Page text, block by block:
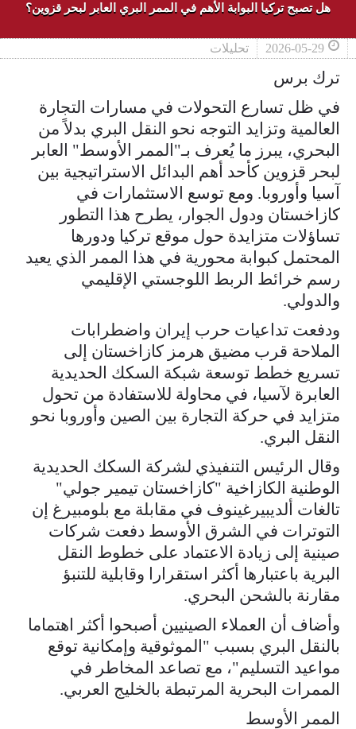
هل تصبح تركيا البوابة الأهم في الممر البري العابر لبحر قزوين؟
2026-05-29 تحليلات
ترك برس
في ظل تسارع التحولات في مسارات التجارة
العالمية وتزايد التوجه نحو النقل البري بدلاً من
البحري، يبرز ما يُعرف بـ"الممر الأوسط" العابر
لبحر قزوين كأحد أهم البدائل الاستراتيجية بين
آسيا وأوروبا. ومع توسع الاستثمارات في
كازاخستان ودول الجوار، يطرح هذا التطور
تساؤلات متزايدة حول موقع تركيا ودورها
المحتمل كبوابة محورية في هذا الممر الذي يعيد
رسم خرائط الربط اللوجستي الإقليمي
والدولي.
ودفعت تداعيات حرب إيران واضطرابات
الملاحة قرب مضيق هرمز كازاخستان إلى
تسريع خطط توسعة شبكة السكك الحديدية
العابرة لآسيا، في محاولة للاستفادة من تحول
متزايد في حركة التجارة بين الصين وأوروبا نحو
النقل البري.
وقال الرئيس التنفيذي لشركة السكك الحديدية
الوطنية الكازاخية "كازاخستان تيمير جولي"
تالغات ألديبيرغينوف في مقابلة مع بلومبيرغ إن
التوترات في الشرق الأوسط دفعت شركات
صينية إلى زيادة الاعتماد على خطوط النقل
البرية باعتبارها أكثر استقرارا وقابلية للتنبؤ
مقارنة بالشحن البحري.
وأضاف أن العملاء الصينيين أصبحوا أكثر اهتماما
بالنقل البري بسبب "الموثوقية وإمكانية توقع
مواعيد التسليم"، مع تصاعد المخاطر في
الممرات البحرية المرتبطة بالخليج العربي.
الممر الأوسط